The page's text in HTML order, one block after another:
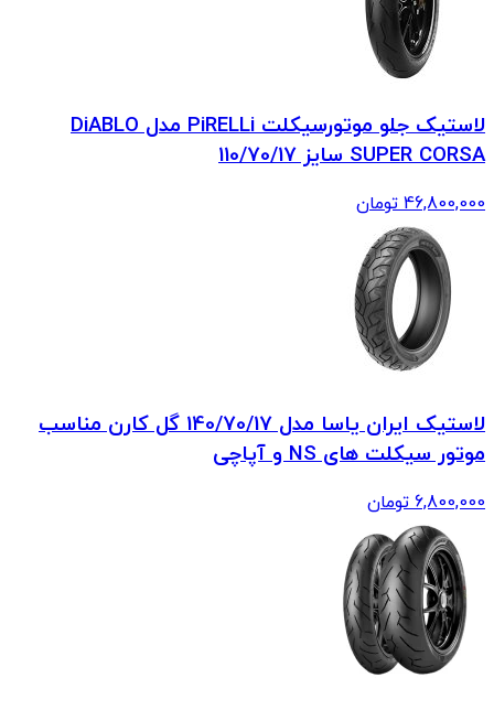
لاستیک جلو موتورسیکلت PiRELLi مدل DiABLO
SUPER CORSA سایز 110/70/17
46,800,000 تومان
لاستیک ایران یاسا مدل 140/70/17 گل کارن مناسب
موتور سیکلت های NS و آپاچی
6,800,000 تومان